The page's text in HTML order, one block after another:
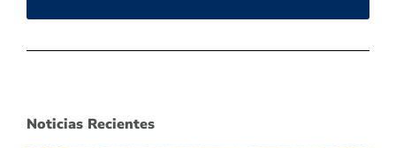
Noticias Recientes